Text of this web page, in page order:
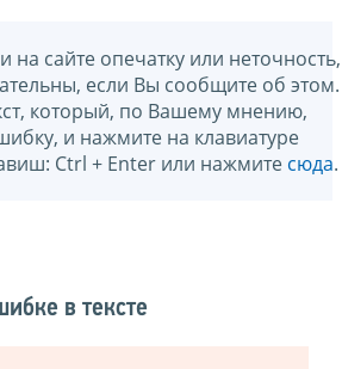
на сайте опечатку или неточность,
если Вы сообщите об этом.
который, по Вашему мнению,
и нажмите на клавиатуре
Ctrl + Enter или нажмите сюда.
в тексте